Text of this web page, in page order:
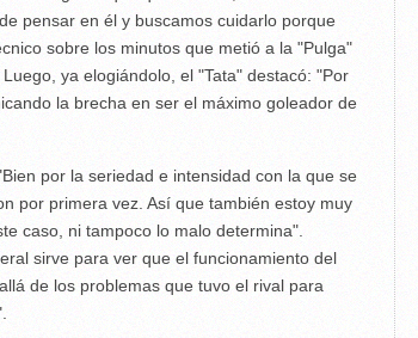
pensar en él y buscamos cuidarlo porque
sobre los minutos que metió a la "Pulga"
ya elogiándolo, el "Tata" destacó: "Por
la brecha en ser el máximo goleador de
por la seriedad e intensidad con la que se
por primera vez. Así que también estoy muy
caso, ni tampoco lo malo determina".
sirve para ver que el funcionamiento del
de los problemas que tuvo el rival para